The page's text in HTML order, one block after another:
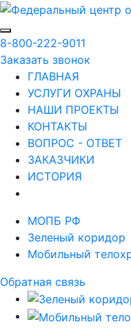
8-800-222-9011
Заказать звонок
ГЛАВНАЯ
УСЛУГИ ОХРАНЫ
НАШИ ПРОЕКТЫ
КОНТАКТЫ
ВОПРОС - ОТВЕТ
ЗАКАЗЧИКИ
ИСТОРИЯ
МОПБ РФ
Зеленый коридор
Мобильный
Обратная связь